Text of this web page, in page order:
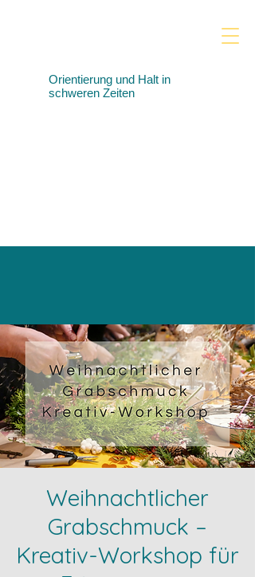
Orientierung und Halt in
schweren Zeiten
Weihnachtlicher
Grabschmuck –
Kreativ-Workshop für